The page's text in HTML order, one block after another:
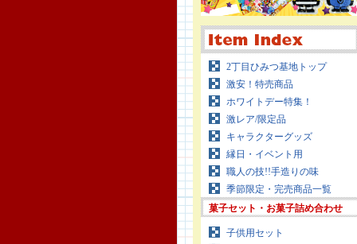
2丁目ひみつ基地トップ
激安！特売商品
ホワイトデー特集！
激レア/限定品
キャラクターグッズ
縁日・イベント用
職人の技!!手造りの味
季節限定・完売商品一覧
菓子セット・お菓子詰め合わせ
子供用セット